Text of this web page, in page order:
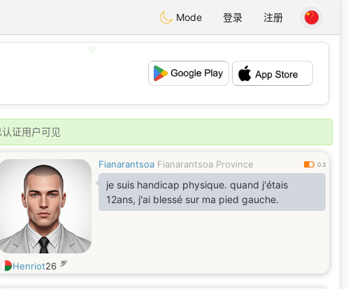
Mode 登录 注册
💕
证用户可见
Fianarantsoa Fianarantsoa Province 0.3
je suis handicap physique. quand j'étais
12ans, j'ai blessé sur ma pied gauche.
Henriot26 岁